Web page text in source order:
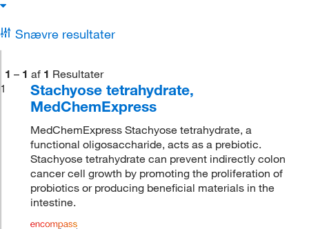
Snævre resultater
1 – 1 af 1 Resultater
1
Stachyose tetrahydrate,
MedChemExpress
MedChemExpress Stachyose tetrahydrate, a
functional oligosaccharide, acts as a prebiotic.
Stachyose tetrahydrate can prevent indirectly colon
cancer cell growth by promoting the proliferation of
probiotics or producing beneficial materials in the
intestine.